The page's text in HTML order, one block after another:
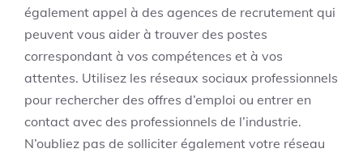
également appel à des agences de recrutement qui
peuvent vous aider à trouver des postes
correspondant à vos compétences et à vos
attentes. Utilisez les réseaux sociaux professionnels
pour rechercher des offres d’emploi ou entrer en
contact avec des professionnels de l’industrie.
N’oubliez pas de solliciter également votre réseau